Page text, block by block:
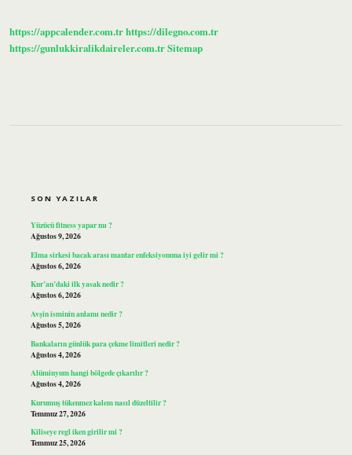
https://appcalender.com.trhttps://dilegno.com.tr
https://gunlukkiralikdaireler.com.trSitemap
SON YAZILAR
Yüzücü fitness yapar mı ?
Ağustos 9, 2026
Elma sirkesi bacak arası mantar enfeksiyonuna iyi gelir mi ?
Ağustos 6, 2026
Kur’an’daki ilk yasak nedir ?
Ağustos 6, 2026
Avşin isminin anlamı nedir ?
Ağustos 5, 2026
Bankaların günlük para çekme limitleri nedir ?
Ağustos 4, 2026
Alüminyum hangi bölgede çıkarılır ?
Ağustos 4, 2026
Kurumuş tükenmez kalem nasıl düzeltilir ?
Temmuz 27, 2026
Kiliseye regl iken girilir mi ?
Temmuz 25, 2026